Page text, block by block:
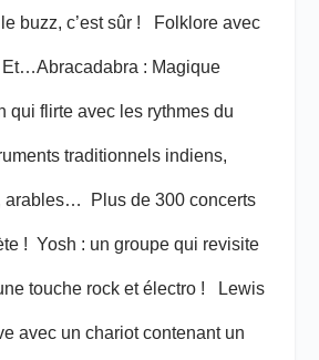
buzz, c’est sûr ! Folklore avec
: Magique
qui flirte avec les rythmes du
traditionnels indiens,
arables… Plus de 300 concerts
! Yosh : un groupe qui revisite
touche rock et électro ! Lewis
avec un chariot contenant un